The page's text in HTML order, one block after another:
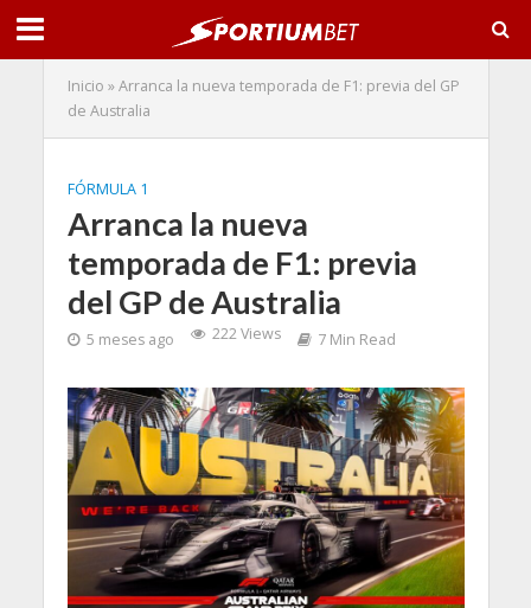
Inicio »Arranca la nueva temporada de F1: previa del GP
de Australia
FÓRMULA 1
Arranca la nueva
temporada de F1: previa
del GP de Australia
5 meses ago 222 Views 7 Min Read